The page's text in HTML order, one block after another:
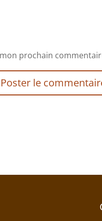
prochain